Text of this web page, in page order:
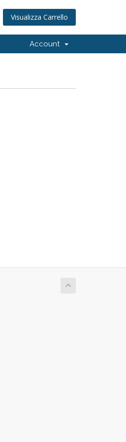
Visualizza Carrello
Account